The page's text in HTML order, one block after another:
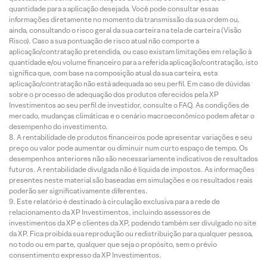
quantidade para a aplicação desejada. Você pode consultar essas
informações diretamente no momento da transmissão da sua ordem ou,
ainda, consultando o risco geral da sua carteira na tela de carteira (Visão
Risco). Caso a sua pontuação de risco atual não comporte a
aplicação/contratação pretendida, ou caso existam limitações em relação à
quantidade e/ou volume financeiro para a referida aplicação/contratação, isto
significa que, com base na composição atual da sua carteira, esta
aplicação/contratação não está adequada ao seu perfil. Em caso de dúvidas
sobre o processo de adequação dos produtos oferecidos pela XP
Investimentos ao seu perfil de investidor, consulte o FAQ. As condições de
mercado, mudanças climáticas e o cenário macroeconômico podem afetar o
desempenho do investimento.
A rentabilidade de produtos financeiros pode apresentar variações e seu
preço ou valor pode aumentar ou diminuir num curto espaço de tempo. Os
desempenhos anteriores não são necessariamente indicativos de resultados
futuros. A rentabilidade divulgada não é líquida de impostos. As informações
presentes neste material são baseadas em simulações e os resultados reais
poderão ser significativamente diferentes.
Este relatório é destinado à circulação exclusiva para a rede de
relacionamento da XP Investimentos, incluindo assessores de
investimentos da XP e clientes da XP, podendo também ser divulgado no site
da XP. Fica proibida sua reprodução ou redistribuição para qualquer pessoa,
no todo ou em parte, qualquer que seja o propósito, sem o prévio
consentimento expresso da XP Investimentos.